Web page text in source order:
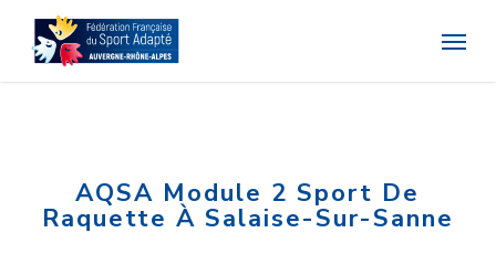
main
content
Menu
AQSA Module 2 Sport De
Raquette À Salaise-Sur-Sanne